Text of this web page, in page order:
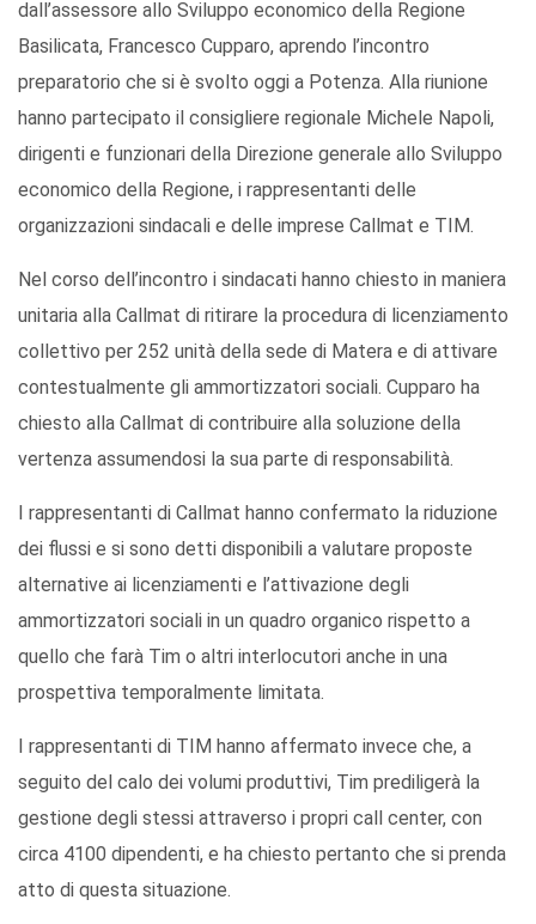
dall’assessore allo Sviluppo economico della Regione
Basilicata, Francesco Cupparo, aprendo l’incontro
preparatorio che si è svolto oggi a Potenza. Alla riunione
hanno partecipato il consigliere regionale Michele Napoli,
dirigenti e funzionari della Direzione generale allo Sviluppo
economico della Regione, i rappresentanti delle
organizzazioni sindacali e delle imprese Callmat e TIM.
Nel corso dell’incontro i sindacati hanno chiesto in maniera
unitaria alla Callmat di ritirare la procedura di licenziamento
collettivo per 252 unità della sede di Matera e di attivare
contestualmente gli ammortizzatori sociali. Cupparo ha
chiesto alla Callmat di contribuire alla soluzione della
vertenza assumendosi la sua parte di responsabilità.
I rappresentanti di Callmat hanno confermato la riduzione
dei flussi e si sono detti disponibili a valutare proposte
alternative ai licenziamenti e l’attivazione degli
ammortizzatori sociali in un quadro organico rispetto a
quello che farà Tim o altri interlocutori anche in una
prospettiva temporalmente limitata.
I rappresentanti di TIM hanno affermato invece che, a
seguito del calo dei volumi produttivi, Tim prediligerà la
gestione degli stessi attraverso i propri call center, con
circa 4100 dipendenti, e ha chiesto pertanto che si prenda
atto di questa situazione.